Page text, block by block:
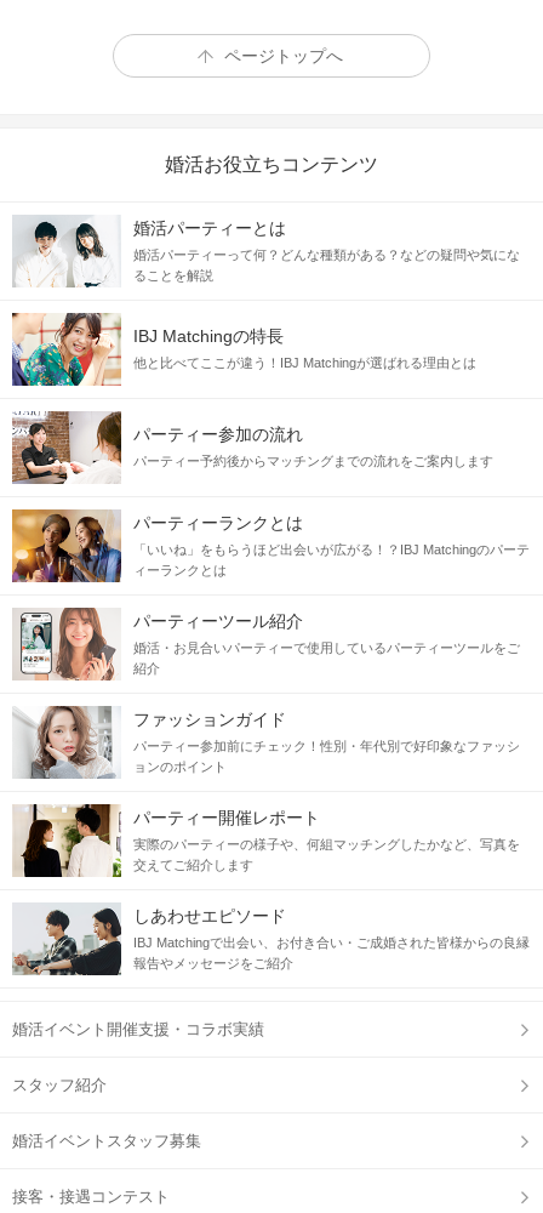
ページトップへ
婚活お役立ちコンテンツ
婚活パーティーとは
婚活パーティーって何？どんな種類がある？などの疑問や気にな
ることを解説
IBJ Matchingの特長
他と比べてここが違う！IBJ Matchingが選ばれる理由とは
パーティー参加の流れ
パーティー予約後からマッチングまでの流れをご案内します
パーティーランクとは
「いいね」をもらうほど出会いが広がる！？IBJ Matchingのパーテ
ィーランクとは
パーティーツール紹介
婚活・お見合いパーティーで使用しているパーティーツールをご
紹介
ファッションガイド
パーティー参加前にチェック！性別・年代別で好印象なファッシ
ョンのポイント
パーティー開催レポート
実際のパーティーの様子や、何組マッチングしたかなど、写真を
交えてご紹介します
しあわせエピソード
IBJ Matchingで出会い、お付き合い・ご成婚された皆様からの良縁
報告やメッセージをご紹介
婚活イベント開催支援・コラボ実績
スタッフ紹介
婚活イベントスタッフ募集
接客・接遇コンテスト